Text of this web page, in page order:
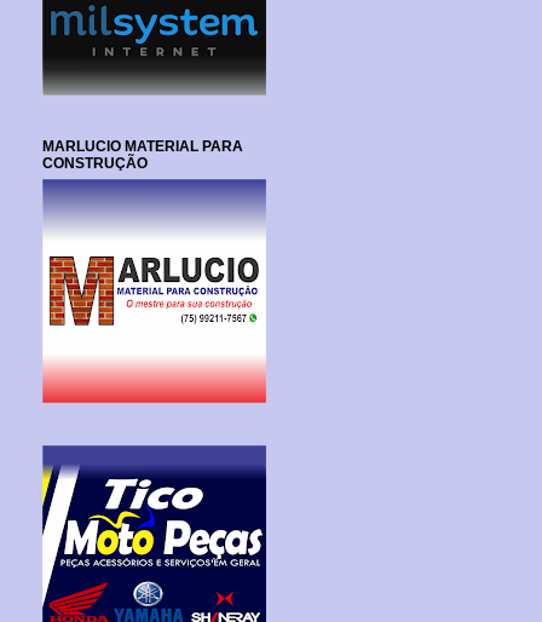
MARLUCIO MATERIAL PARA
CONSTRUÇÃO